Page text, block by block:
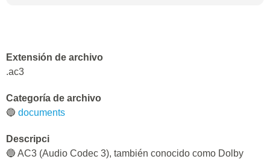
Extensión de archivo
.ac3
Categoría de archivo
🔵 documents
Descripci
🔵 AC3 (Audio Codec 3), también conocido como Dolby